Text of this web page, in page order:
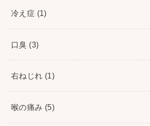
冷え症 (1)
口臭 (3)
右ねじれ (1)
喉の痛み (5)